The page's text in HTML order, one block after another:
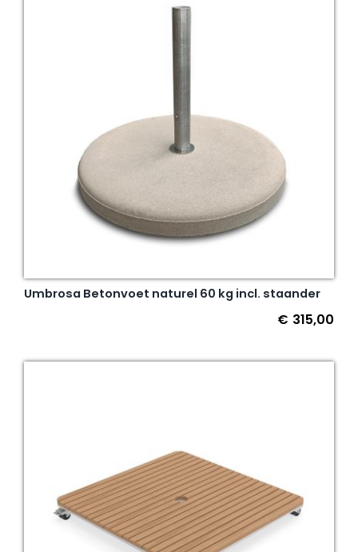
Umbrosa Betonvoet naturel 60 kg incl. staander
€ 315,00